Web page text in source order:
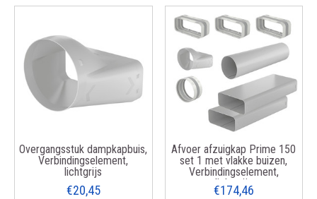
Overgangsstuk dampkapbuis,
Verbindingselement,
lichtgrijs
€20,45
Afvoer afzuigkap Prime 150
set 1 met vlakke buizen,
Verbindingselement,
lichtgrijs
€174,46